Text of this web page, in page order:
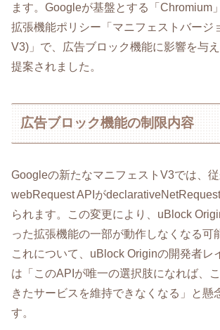
ます。Googleが基盤とする「Chromium
拡張機能ポリシー「マニフェストバージ
V3)」で、広告ブロック機能に影響を与
提案されました。
広告ブロック機能の制限内容
Googleの新たなマニフェストV3では、
webRequest APIが
られます。この変更により、uBlock
った拡張機能の一部が動作しなくなる可
これについて、uBlock Originの開発者レ
は「このAPIが唯一の選択肢になれば、
きたサービスを維持できなくなる」と懸
す。